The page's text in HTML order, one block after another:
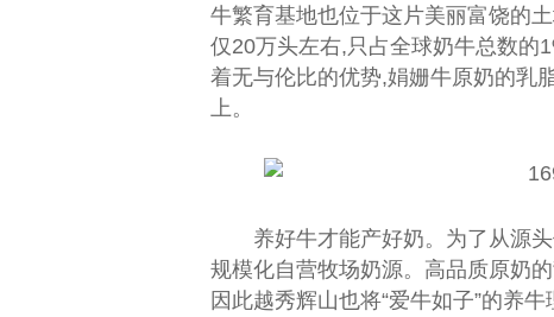
牛繁育基地也位于这片美丽富饶的
仅20万头左右,只占全球奶牛总数的
着无与伦比的优势,娟姗牛原奶的乳
上。
养好牛才能产好奶。为了从源
规模化自营牧场奶源。高品质原奶
因此越秀辉山也将“爱牛如子”的养牛